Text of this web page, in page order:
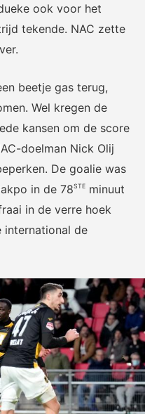
de KNVB ook voor het
tekende. NAC zette
beetje gas terug,
Wel kregen de
kansen om de score
doelman Nick Olij
De goalie was
in de 78STE minuut
in de verre hoek
international de